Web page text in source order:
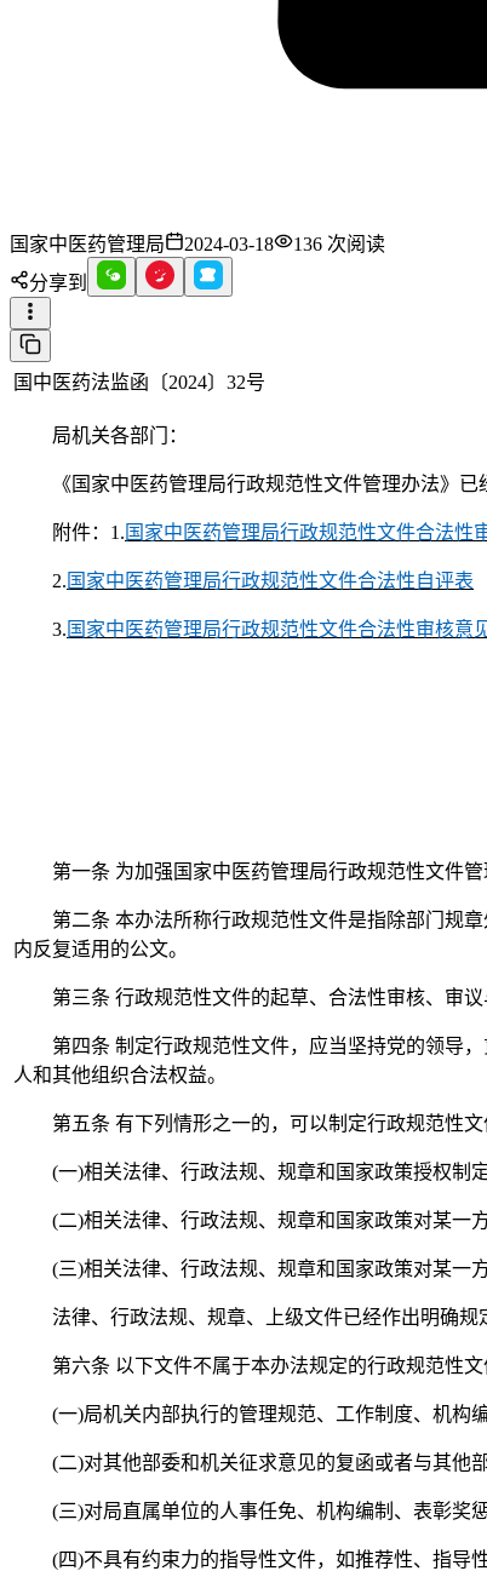
国家中医药管理局 2024-03-18 136 次阅读
分享到
国中医药法监函〔2024〕32号
局机关各部门：
《国家中医药管理局行政规范性文件管理办法》
附件：1. 国家中医药管理局行政规范性文件合法性
2. 国家中医药管理局行政规范性文件合法性自评表
3. 国家中医药管理局行政规范性文件合法性审核意
第一条 为加强国家中医药管理局行政规范性文件
第二条 本办法所称行政规范性文件是指除部门规
内反复适用的公文。
第三条 行政规范性文件的起草、合法性审核、审
第四条 制定行政规范性文件，应当坚持党的领导
人和其他组织合法权益。
第五条 有下列情形之一的，可以制定行政规范性文
(一)相关法律、行政法规、规章和国家政策授权制
(二)相关法律、行政法规、规章和国家政策对某一
(三)相关法律、行政法规、规章和国家政策对某一
法律、行政法规、规章、上级文件已经作出明确
第六条 以下文件不属于本办法规定的行政规范性文
(一)局机关内部执行的管理规范、工作制度、机构
(二)对其他部委和机关征求意见的复函或者与其他
(三)对局直属单位的人事任免、机构编制、表彰奖
(四)不具有约束力的指导性文件，如推荐性、指导